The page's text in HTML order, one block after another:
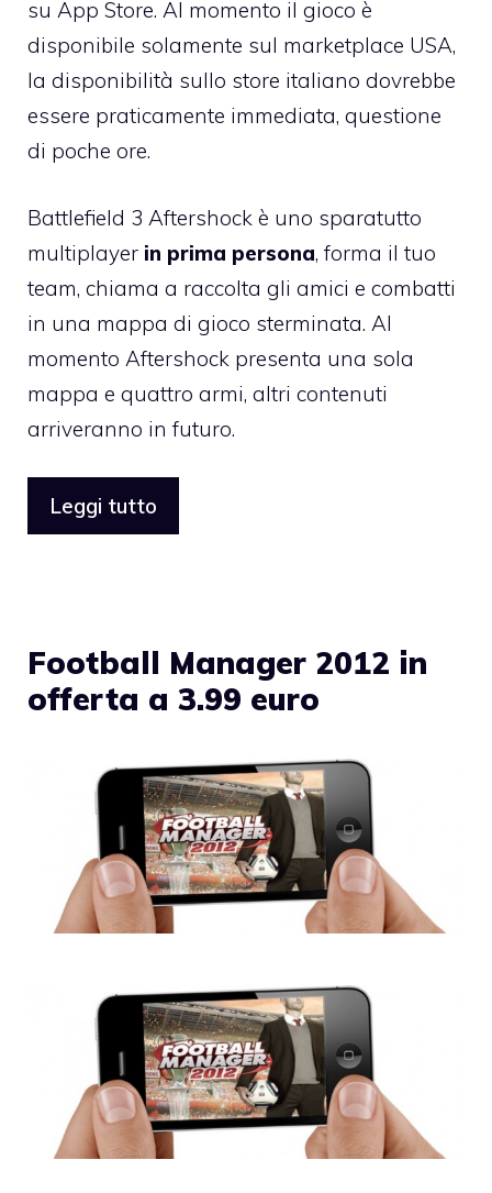
su App Store. Al momento il gioco è
disponibile solamente sul marketplace USA,
la disponibilità sullo store italiano dovrebbe
essere praticamente immediata, questione
di poche ore.
Battlefield 3 Aftershock è uno sparatutto
multiplayer in prima persona, forma il tuo
team, chiama a raccolta gli amici e combatti
in una mappa di gioco sterminata. Al
momento Aftershock presenta una sola
mappa e quattro armi, altri contenuti
arriveranno in futuro.
Leggi tutto
Football Manager 2012 in
offerta a 3.99 euro